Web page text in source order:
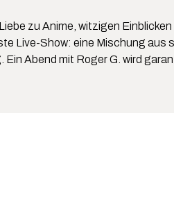
zu Anime, witzigen
Show: eine Mischung aus
Abend mit Roger G. wird